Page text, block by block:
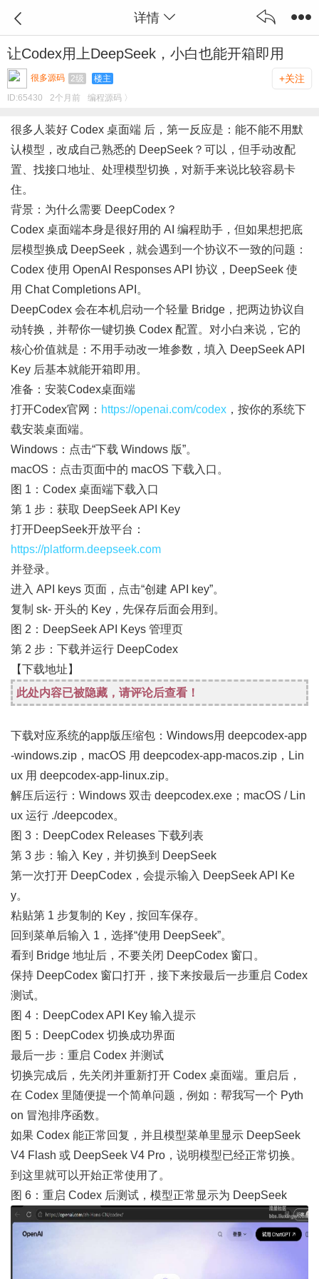
详情
让Codex用上DeepSeek，小白也能开箱即用
+关注
很多源码 2级
楼主
ID:65430 2个月前 编程源码 〉
很多人装好 Codex 桌面端 后，第一反应是：能不能不用默
认模型，改成自己熟悉的 DeepSeek？可以，但手动改配
置、找接口地址、处理模型切换，对新手来说比较容易卡
住。
背景：为什么需要 DeepCodex？
Codex 桌面端本身是很好用的 AI 编程助手，但如果想把底
层模型换成 DeepSeek，就会遇到一个协议不一致的问题：
Codex 使用 OpenAI Responses API 协议，DeepSeek 使
用 Chat Completions API。
DeepCodex 会在本机启动一个轻量 Bridge，把两边协议自
动转换，并帮你一键切换 Codex 配置。对小白来说，它的
核心价值就是：不用手动改一堆参数，填入 DeepSeek API
Key 后基本就能开箱即用。
准备：安装Codex桌面端
打开Codex官网： https://openai.com/codex ，按你的系统下
载安装桌面端。
Windows：点击“下载 Windows 版”。
macOS：点击页面中的 macOS 下载入口。
图 1：Codex 桌面端下载入口
第 1 步：获取 DeepSeek API Key
打开DeepSeek开放平台：
https://platform.deepseek.com
并登录。
进入 API keys 页面，点击“创建 API key”。
复制 sk- 开头的 Key，先保存后面会用到。
图 2：DeepSeek API Keys 管理页
第 2 步：下载并运行 DeepCodex
【下载地址】
此处内容已被隐藏，请评论后查看！
下载对应系统的app版压缩包：Windows用 deepcodex-app
-windows.zip，macOS 用 deepcodex-app-macos.zip，Lin
ux 用 deepcodex-app-linux.zip。
解压后运行：Windows 双击 deepcodex.exe；macOS / Lin
ux 运行 ./deepcodex。
图 3：DeepCodex Releases 下载列表
第 3 步：输入 Key，并切换到 DeepSeek
第一次打开 DeepCodex，会提示输入 DeepSeek API Ke
y。
粘贴第 1 步复制的 Key，按回车保存。
回到菜单后输入 1，选择“使用 DeepSeek”。
看到 Bridge 地址后，不要关闭 DeepCodex 窗口。
保持 DeepCodex 窗口打开，接下来按最后一步重启 Codex
测试。
图 4：DeepCodex API Key 输入提示
图 5：DeepCodex 切换成功界面
最后一步：重启 Codex 并测试
切换完成后，先关闭并重新打开 Codex 桌面端。重启后，
在 Codex 里随便提一个简单问题，例如：帮我写一个 Pyth
on 冒泡排序函数。
如果 Codex 能正常回复，并且模型菜单里显示 DeepSeek
V4 Flash 或 DeepSeek V4 Pro，说明模型已经正常切换。
到这里就可以开始正常使用了。
图 6：重启 Codex 后测试，模型正常显示为 DeepSeek